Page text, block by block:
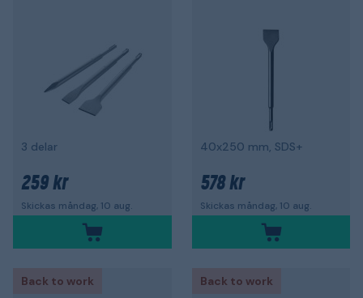
3 delar
259 kr
Skickas måndag, 10 aug.
40x250 mm, SDS+
578 kr
Skickas måndag, 10 aug.
Back to work
Back to work